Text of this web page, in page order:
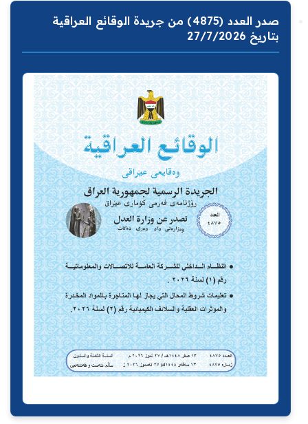
صدر العدد (4875) من جريدة الوقائع العراقية
بتاريخ 27/7/2026